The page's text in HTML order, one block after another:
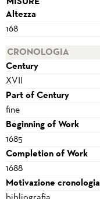
MISURE
Altezza
168
CRONOLOGIA
Century
XVII
Part of Century
fine
Beginning of Work
1685
Completion of Work
1688
Motivazione cronologia